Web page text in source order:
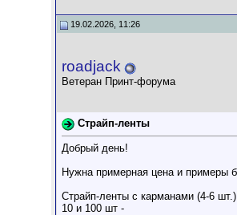
19.02.2026, 11:26
roadjack
Ветеран Принт-форума
Страйп-ленты
Добрый день!
Нужна примерная цена и примеры
Страйп-ленты с карманами (4-6
10 и 100 шт -